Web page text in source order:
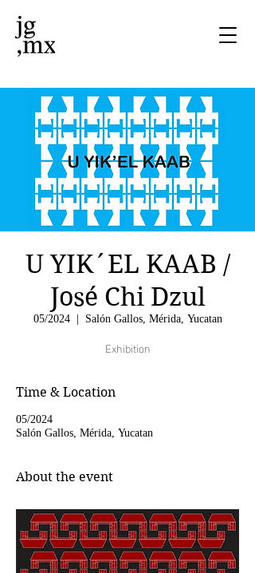
U YIK´EL KAAB /
José Chi Dzul
05/2024
  |
Salón Gallos, Mérida, Yucatan
Exhibition
Time & Location
05/2024
Salón Gallos, Mérida, Yucatan
About the event